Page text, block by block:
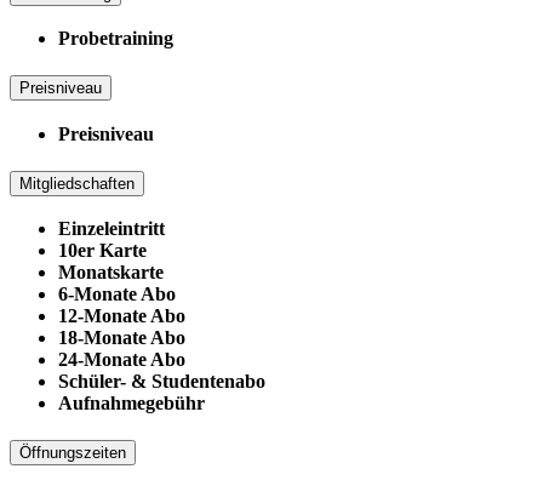
Probetraining
Preisniveau
Preisniveau
Mitgliedschaften
Einzeleintritt
10er Karte
Monatskarte
6-Monate Abo
12-Monate Abo
18-Monate Abo
24-Monate Abo
Schüler- & Studentenabo
Aufnahmegebühr
Öffnungszeiten